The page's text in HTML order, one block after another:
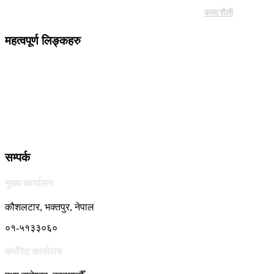
कला/शैली
महत्वपूर्ण लिङ्कहरु
सम्पर्क
मुख्य कार्यालय
कौशलटार, भक्तपुर, नेपाल
०१-५१३३०६०
कर्पाेरेट कार्यालय